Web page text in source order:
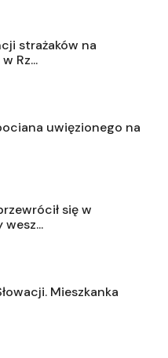
strażaków na
Rz...
uwięzionego na
się w
wesz...
Mieszkanka